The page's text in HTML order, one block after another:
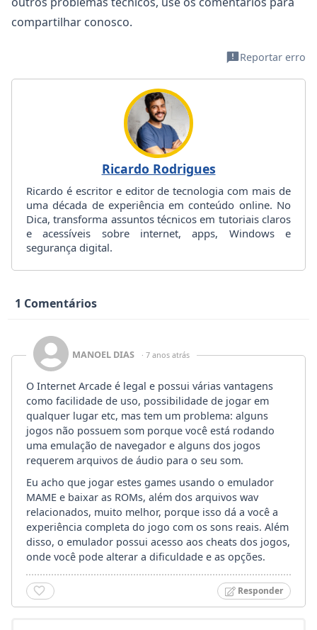
compartilhar conosco.
Reportar erro
Ricardo Rodrigues
Ricardo é escritor e editor de tecnologia com mais de
uma década de experiência em conteúdo online. No
Dica, transforma assuntos técnicos em tutoriais claros
e acessíveis sobre internet, apps, Windows e
segurança digital.
1 Comentários
MANOEL DIAS · 7 anos atrás
O Internet Arcade é legal e possui várias vantagens
como facilidade de uso, possibilidade de jogar em
qualquer lugar etc, mas tem um problema: alguns
jogos não possuem som porque você está rodando
uma emulação de navegador e alguns dos jogos
requerem arquivos de áudio para o seu som.
Eu acho que jogar estes games usando o emulador
MAME e baixar as ROMs, além dos arquivos wav
relacionados, muito melhor, porque isso dá a você a
experiência completa do jogo com os sons reais. Além
disso, o emulador possui acesso aos cheats dos jogos,
onde você pode alterar a dificuldade e as opções.
Responder